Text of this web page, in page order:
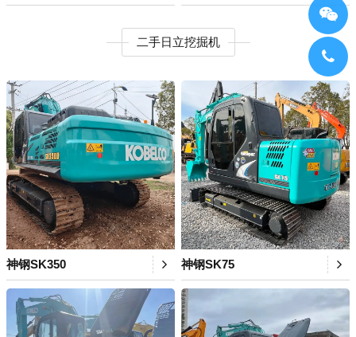
二手日立挖掘机
神钢SK350 神钢SK75